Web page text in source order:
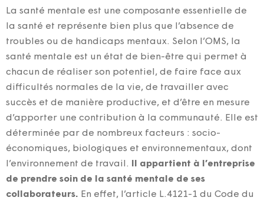
La santé mentale est une composante essentielle de
la santé et représente bien plus que l’absence de
troubles ou de handicaps mentaux. Selon l’OMS, la
santé mentale est un état de bien-être qui permet à
chacun de réaliser son potentiel, de faire face aux
difficultés normales de la vie, de travailler avec
succès et de manière productive, et d’être en mesure
d’apporter une contribution à la communauté. Elle est
déterminée par de nombreux facteurs : socio-
économiques, biologiques et environnementaux, dont
l’environnement de travail.
Il appartient à l’entreprise
de prendre soin de la santé mentale de ses
collaborateurs. En effet, l’article L.4121-1 du Code du